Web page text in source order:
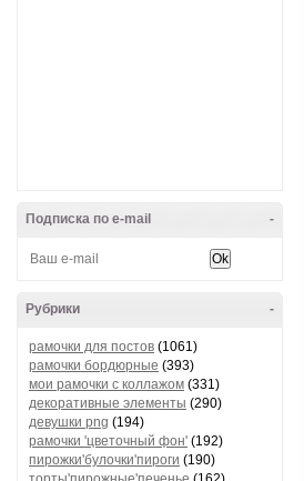
-
Подписка по e-mail
-
Рубрики
рамочки для постов (1061)
рамочки бордюрные (393)
мои рамочки с коллажом (331)
декоративные элементы (290)
девушки png (194)
рамочки 'цветочный фон' (192)
пирожки'булочки'пироги (190)